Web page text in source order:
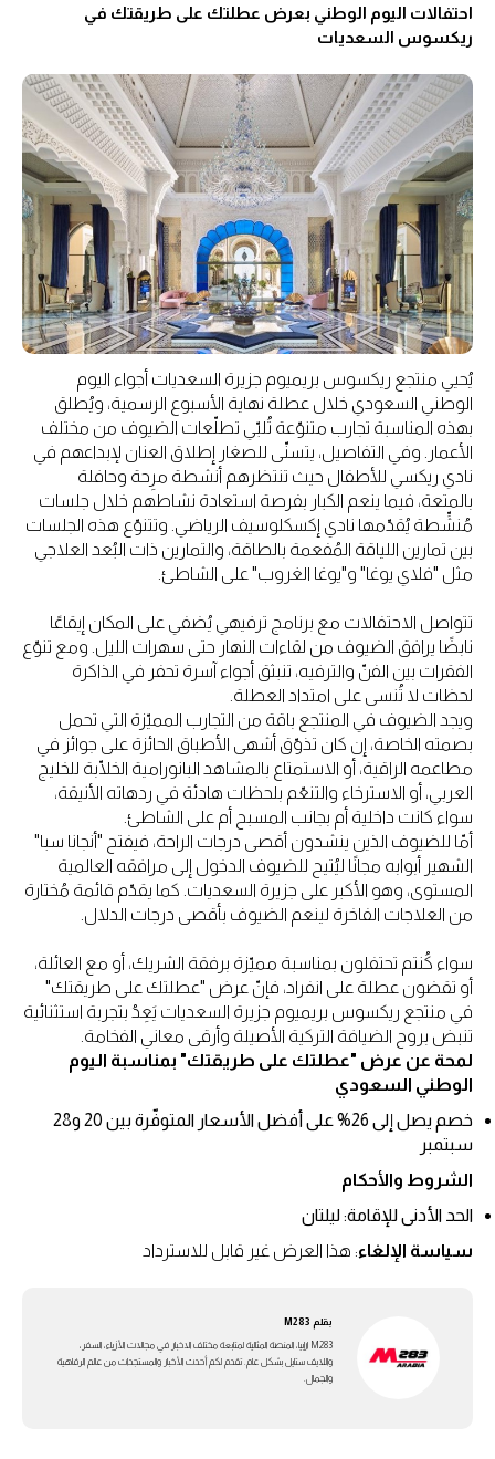
احتفالات اليوم الوطني بعرض عطلتك على طريقتك في
ريكسوس السعديات
يُحيي منتجع ريكسوس بريميوم جزيرة السعديات أجواء اليوم
الوطني السعودي خلال عطلة نهاية الأسبوع الرسمية، ويُطلق
بهذه المناسبة تجارب متنوّعة تُلبّي تطلّعات الضيوف من مختلف
الأعمار. وفي التفاصيل، يتسنّى للصغار إطلاق العنان لإبداعهم في
نادي ريكسي للأطفال حيث تنتظرهم أنشطة مرِحة وحافلة
بالمتعة، فيما ينعم الكبار بفرصة استعادة نشاطهم خلال جلسات
مُنشِّطة يُقدّمها نادي إكسكلوسيف الرياضي. وتتنوّع هذه الجلسات
بين تمارين اللياقة المُفعمة بالطاقة، والتمارين ذات البُعد العلاجي
مثل "فلاي يوغا" و"يوغا الغروب" على الشاطئ.
تتواصل الاحتفالات مع برنامج ترفيهي يُضفي على المكان إيقاعًا
نابضًا يرافق الضيوف من لقاءات النهار حتى سهرات الليل. ومع تنوّع
الفقرات بين الفنّ والترفيه، تنبثق أجواء آسرة تحفر في الذاكرة
لحظات لا تُنسى على امتداد العطلة.
ويجد الضيوف في المنتجع باقة من التجارب المميّزة التي تحمل
بصمته الخاصة، إن كان تذوّق أشهى الأطباق الحائزة على جوائز في
مطاعمه الراقية، أو الاستمتاع بالمشاهد البانورامية الخلّابة للخليج
العربي، أو الاسترخاء والتنعّم بلحظات هادئة في ردهاته الأنيقة،
سواء كانت داخلية أم بجانب المسبح أم على الشاطئ.
أمّا للضيوف الذين ينشدون أقصى درجات الراحة، فيفتح "أنجانا سبا"
الشهير أبوابه مجانًا ليُتيح للضيوف الدخول إلى مرافقه العالمية
المستوى، وهو الأكبر على جزيرة السعديات. كما يقدّم قائمة مُختارة
من العلاجات الفاخرة لينعم الضيوف بأقصى درجات الدلال.
سواء كُنتم تحتفلون بمناسبة مميّزة برفقة الشريك، أو مع العائلة،
أو تقضون عطلة على انفراد، فإنّ عرض "عطلتك على طريقتك"
في منتجع ريكسوس بريميوم جزيرة السعديات يَعِدُ بتجربة استثنائية
تنبض بروح الضيافة التركية الأصيلة وأرقى معاني الفخامة.
لمحة عن عرض "عطلتك على طريقتك" بمناسبة اليوم
الوطني السعودي
خصم يصل إلى 26% على أفضل الأسعار المتوفّرة بين 20 و28
سبتمبر
الشروط والأحكام
الحد الأدنى للإقامة: ليلتان
سياسة الإلغاء: هذا العرض غير قابل للاسترداد
بقلم M283
M283 ارابيا، المنصة المثالية لمتابعة مختلف الاخبار في مجالات الأزياء، السفر،
واللايف ستايل بشكل عام. تقدم لكم أحدث الأخبار والمستجدات من عالم الرفاهية
والجمال.